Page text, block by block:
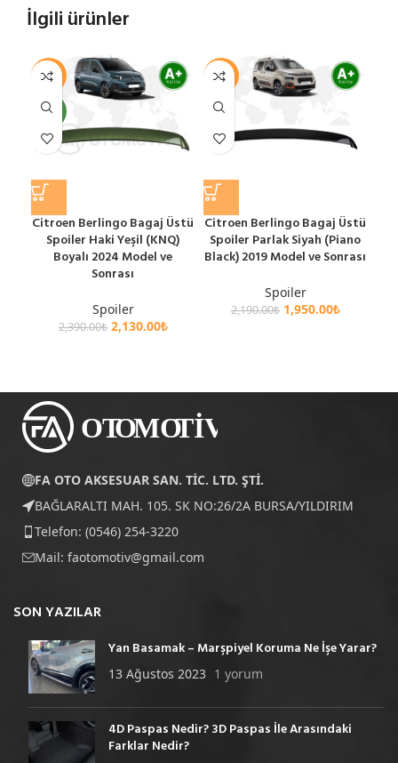
İlgili ürünler
-11%
YENI
Citroen Berlingo Bagaj Üstü
Spoiler Haki Yeşil (KNQ)
Boyalı 2024 Model ve
Sonrası
Spoiler
2,390.00₺ 2,130.00₺
-11%
Citroen Berlingo Bagaj Üstü
Spoiler Parlak Siyah (Piano
Black) 2019 Model ve Sonrası
Spoiler
2,190.00₺ 1,950.00₺
FA OTO AKSESUAR SAN. TİC. LTD. ŞTİ.
BAĞLARALTI MAH. 105. SK NO:26/2A BURSA/YILDIRIM
Telefon: (0546) 254-3220
Mail: faotomotiv@gmail.com
SON YAZILAR
Yan Basamak – Marşpiyel Koruma Ne İşe Yarar?
13 Ağustos 2023 1 yorum
4D Paspas Nedir? 3D Paspas İle Arasındaki
Farklar Nedir?